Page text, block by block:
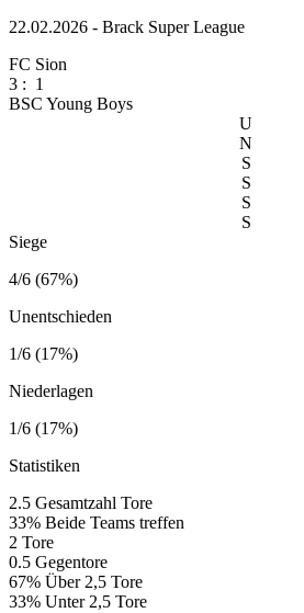
22.02.2026 - Brack Super League
FC Sion
3 : 1
BSC Young Boys
U
N
S
S
S
S
Siege
4/6 (67%)
Unentschieden
1/6 (17%)
Niederlagen
1/6 (17%)
Statistiken
2.5 Gesamtzahl Tore
33% Beide Teams treffen
2 Tore
0.5 Gegentore
67% Über 2,5 Tore
33% Unter 2,5 Tore